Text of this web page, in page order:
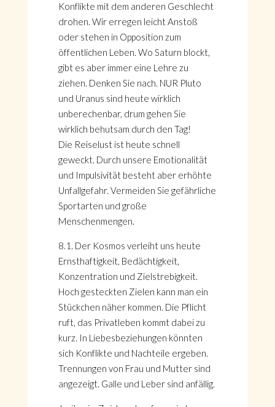
Konflikte mit dem anderen Geschlecht
drohen. Wir erregen leicht Anstoß
oder stehen in Opposition zum
öffentlichen Leben. Wo Saturn blockt,
gibt es aber immer eine Lehre zu
ziehen. Denken Sie nach. NUR Pluto
und Uranus sind heute wirklich
unberechenbar, drum gehen Sie
wirklich behutsam durch den Tag!
Die Reiselust ist heute schnell
geweckt. Durch unsere Emotionalität
und Impulsivität besteht aber erhöhte
Unfallgefahr. Vermeiden Sie gefährliche
Sportarten und große
Menschenmengen.
8.1. Der Kosmos verleiht uns heute
Ernsthaftigkeit, Bedächtigkeit,
Konzentration und Zielstrebigkeit.
Hoch gesteckten Zielen kann man ein
Stückchen näher kommen. Die Pflicht
ruft, das Privatleben kommt dabei zu
kurz. In Liebesbeziehungen könnten
sich Konflikte und Nachteile ergeben.
Trennungen von Frau und Mutter sind
angezeigt. Galle und Leber sind anfällig.